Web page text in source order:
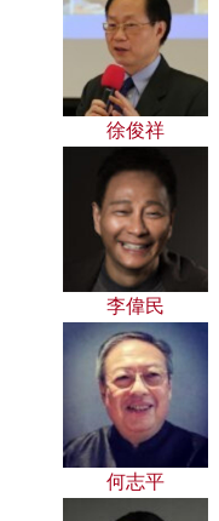
徐俊祥
李偉民
何志平